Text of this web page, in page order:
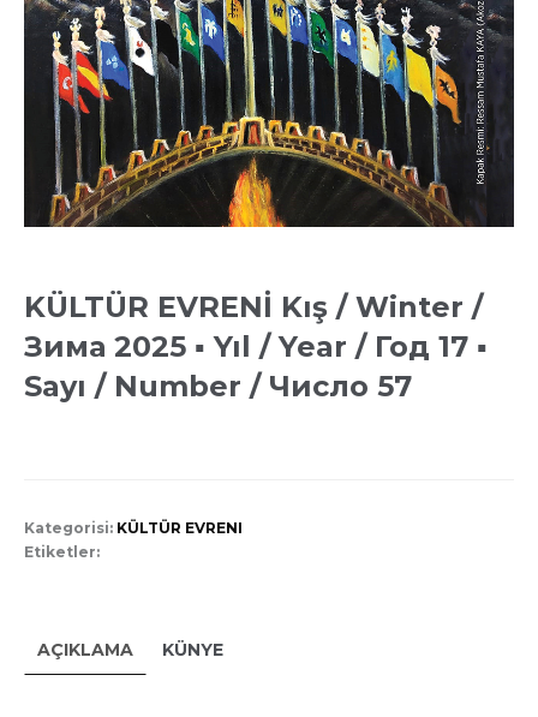
KÜLTÜR EVRENİ Kış / Winter /
Зима 2025 ▪ Yıl / Year / Год 17 ▪
Sayı / Number / Число 57
Kategorisi: KÜLTÜR EVRENI
Etiketler:
AÇIKLAMA KÜNYE